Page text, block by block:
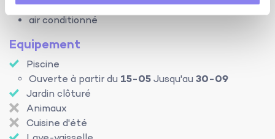
chauffage électrique
air conditionné
Equipement
Piscine
Ouverte à partir du 15-05Jusqu'au 30-09
Jardin clôturé
Animaux
Cuisine d'été